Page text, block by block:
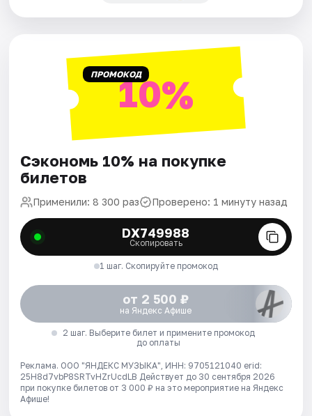
ПРОМОКОД10%
Сэкономь 10% на покупке
билетов
Применили: 8 300 раз Проверено: 1 минуту назад
DX749988
Скопировать
1 шаг. Скопируйте промокод
от 2 500 ₽
на Яндекс Афише
2 шаг. Выберите билет и примените промокод
до оплаты
Реклама. ООО "ЯНДЕКС МУЗЫКА", ИНН: 9705121040 erid:
25H8d7vbP8SRTvHZrUcdLB Действует до 30 сентября 2026
при покупке билетов от 3 000 ₽ на это мероприятие на Яндекс
Афише!